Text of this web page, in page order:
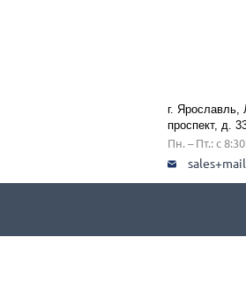
г. Ярославль,
проспект, д.
Пн. – Пт.: с